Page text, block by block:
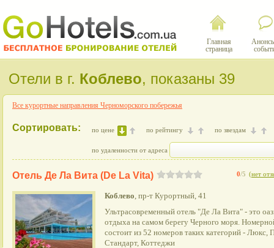
Главная
страница
Отели в г. Коблево, показаны 39
Все курортные направления Черноморского побережья
Сортировать: по цене по рейтингу по звездам
по удаленности от адреса
0/5 (нет
Отель Де Ла Вита (De La Vita)
Коблево, пр-т Курортный, 41
Ультрасовременный отель "Де Ла Вита" - это
отдыха на самом берегу Черного моря.
состоит из 52 номеров таких категорий - Люкс,
Стандарт, Коттеджи